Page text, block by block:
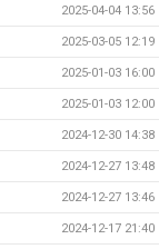
2025-04-04 13:56
2025-03-05 12:19
2025-01-03 16:00
2025-01-03 12:00
2024-12-30 14:38
2024-12-27 13:48
2024-12-27 13:46
2024-12-17 21:40